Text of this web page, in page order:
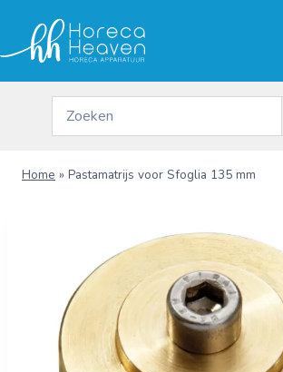
inhoud
Home » Pastamatrijs voor Sfoglia 135 mm